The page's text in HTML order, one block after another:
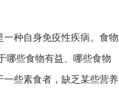
种自身免疫性疾病。食物
哪些食物有益、哪些食物
些素食者，缺乏某些营养